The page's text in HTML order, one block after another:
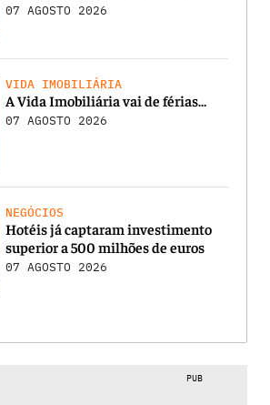
07 AGOSTO 2026
VIDA IMOBILIÁRIA
A Vida Imobiliária vai de férias…
07 AGOSTO 2026
NEGÓCIOS
Hotéis já captaram investimento
superior a 500 milhões de euros
07 AGOSTO 2026
PUB